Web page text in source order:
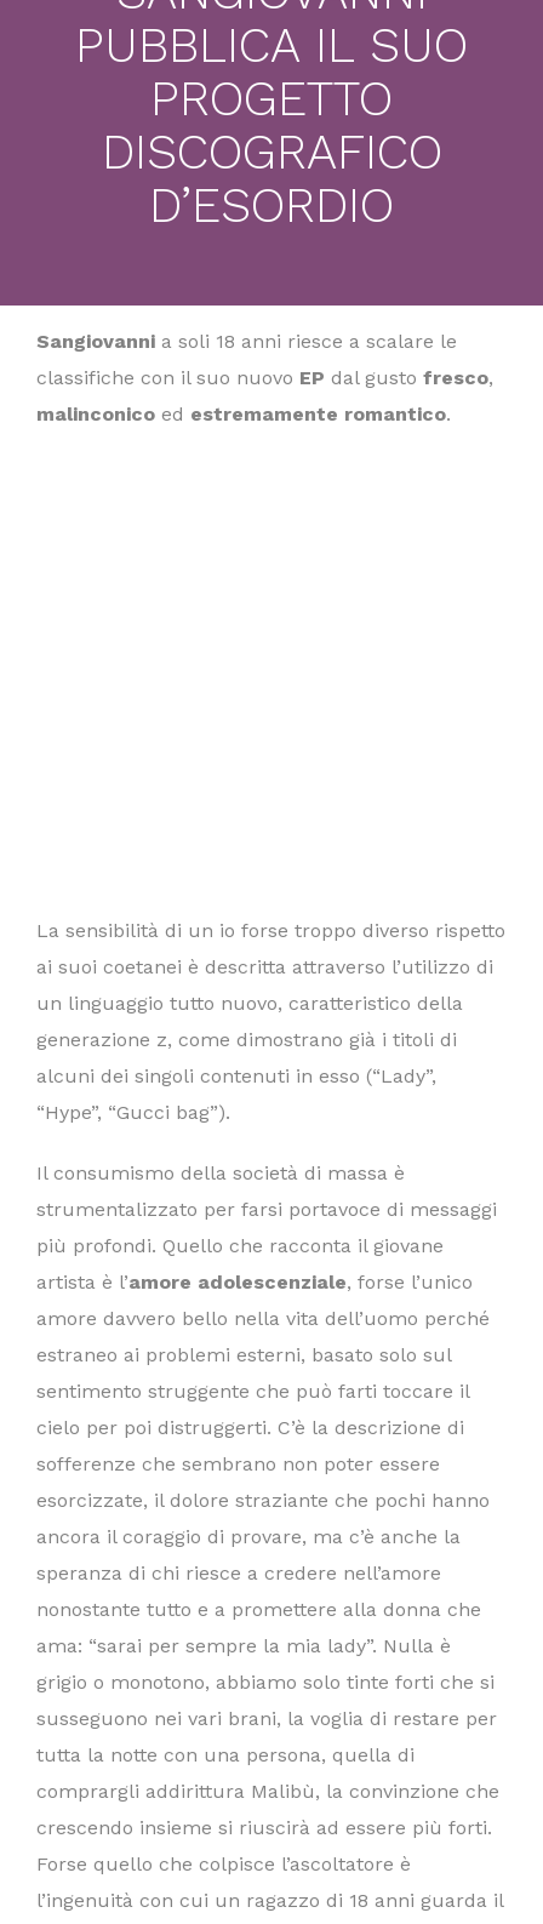
PUBBLICA IL SUO
PROGETTO
DISCOGRAFICO
D’ESORDIO
Sangiovanni a soli 18 anni riesce a scalare le
classifiche con il suo nuovo EP dal gusto fresco,
malinconico ed estremamente romantico.
La sensibilità di un io forse troppo diverso rispetto
ai suoi coetanei è descritta attraverso l’utilizzo di
un linguaggio tutto nuovo, caratteristico della
generazione z, come dimostrano già i titoli di
alcuni dei singoli contenuti in esso (“Lady”,
“Hype”, “Gucci bag”).
Il consumismo della società di massa è
strumentalizzato per farsi portavoce di messaggi
più profondi. Quello che racconta il giovane
artista è l’amore adolescenziale, forse l’unico
amore davvero bello nella vita dell’uomo perché
estraneo ai problemi esterni, basato solo sul
sentimento struggente che può farti toccare il
cielo per poi distruggerti. C’è la descrizione di
sofferenze che sembrano non poter essere
esorcizzate, il dolore straziante che pochi hanno
ancora il coraggio di provare, ma c’è anche la
speranza di chi riesce a credere nell’amore
nonostante tutto e a promettere alla donna che
ama: “sarai per sempre la mia lady”. Nulla è
grigio o monotono, abbiamo solo tinte forti che si
susseguono nei vari brani, la voglia di restare per
tutta la notte con una persona, quella di
comprargli addirittura Malibù, la convinzione che
crescendo insieme si riuscirà ad essere più forti.
Forse quello che colpisce l’ascoltatore è
l’ingenuità con cui un ragazzo di 18 anni guarda il